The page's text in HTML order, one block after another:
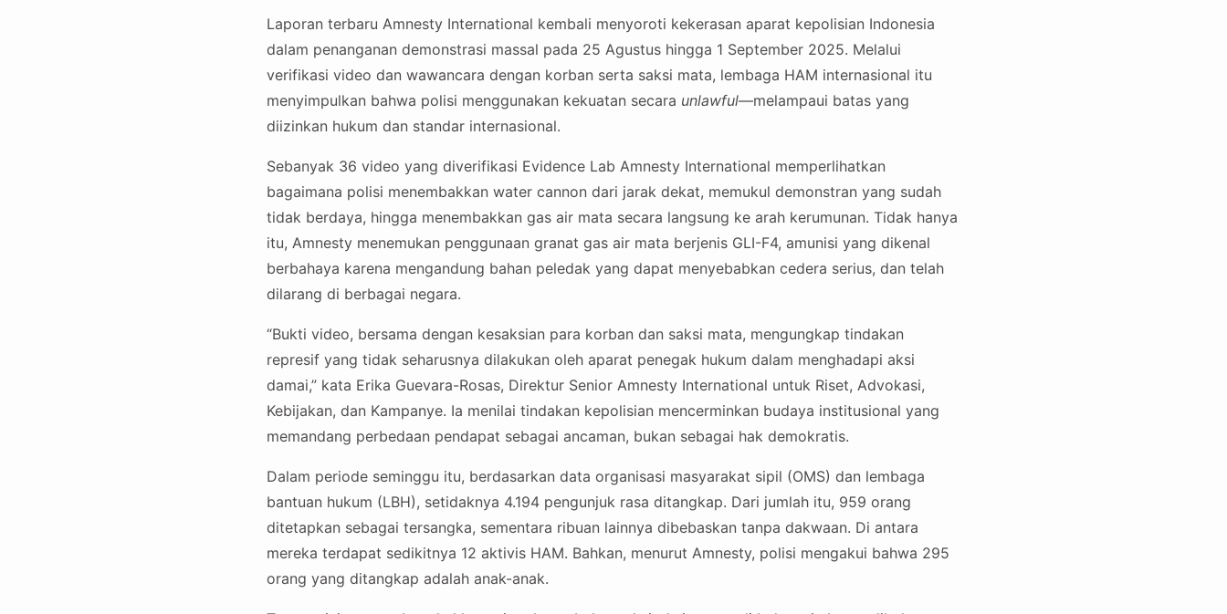
Laporan terbaru Amnesty International kembali menyoroti kekerasan aparat kepolisian Indonesia
dalam penanganan demonstrasi massal pada 25 Agustus hingga 1 September 2025. Melalui
verifikasi video dan wawancara dengan korban serta saksi mata, lembaga HAM internasional itu
menyimpulkan bahwa polisi menggunakan kekuatan secara unlawful—melampaui batas yang
diizinkan hukum dan standar internasional.
Sebanyak 36 video yang diverifikasi Evidence Lab Amnesty International memperlihatkan
bagaimana polisi menembakkan water cannon dari jarak dekat, memukul demonstran yang sudah
tidak berdaya, hingga menembakkan gas air mata secara langsung ke arah kerumunan. Tidak hanya
itu, Amnesty menemukan penggunaan granat gas air mata berjenis GLI-F4, amunisi yang dikenal
berbahaya karena mengandung bahan peledak yang dapat menyebabkan cedera serius, dan telah
dilarang di berbagai negara.
“Bukti video, bersama dengan kesaksian para korban dan saksi mata, mengungkap tindakan
represif yang tidak seharusnya dilakukan oleh aparat penegak hukum dalam menghadapi aksi
damai,” kata Erika Guevara-Rosas, Direktur Senior Amnesty International untuk Riset, Advokasi,
Kebijakan, dan Kampanye. Ia menilai tindakan kepolisian mencerminkan budaya institusional yang
memandang perbedaan pendapat sebagai ancaman, bukan sebagai hak demokratis.
Dalam periode seminggu itu, berdasarkan data organisasi masyarakat sipil (OMS) dan lembaga
bantuan hukum (LBH), setidaknya 4.194 pengunjuk rasa ditangkap. Dari jumlah itu, 959 orang
ditetapkan sebagai tersangka, sementara ribuan lainnya dibebaskan tanpa dakwaan. Di antara
mereka terdapat sedikitnya 12 aktivis HAM. Bahkan, menurut Amnesty, polisi mengakui bahwa 295
orang yang ditangkap adalah anak-anak.